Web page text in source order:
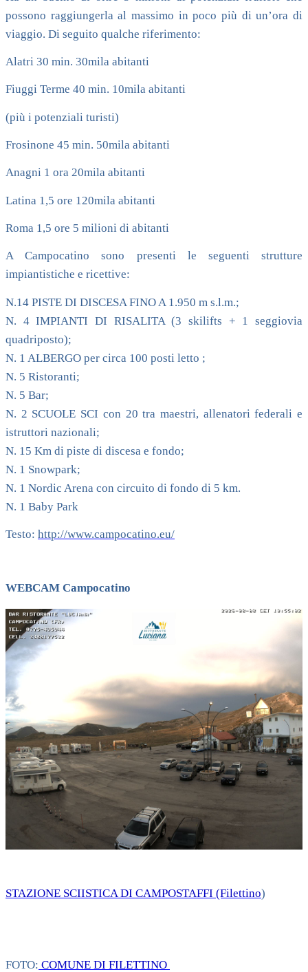
possono raggiungerla al massimo in poco più di un’ora di
viaggio. Di seguito qualche riferimento:
Alatri 30 min. 30mila abitanti
Fiuggi Terme 40 min. 10mila abitanti
(più i potenziali turisti)
Frosinone 45 min. 50mila abitanti
Anagni 1 ora 20mila abitanti
Latina 1,5 ore 120mila abitanti
Roma 1,5 ore 5 milioni di abitanti
A Campocatino sono presenti le seguenti strutture
impiantistiche e ricettive:
N.14 PISTE DI DISCESA FINO A 1.950 m s.l.m.;
N. 4 IMPIANTI DI RISALITA (3 skilifts + 1 seggiovia
quadriposto);
N. 1 ALBERGO per circa 100 posti letto ;
N. 5 Ristoranti;
N. 5 Bar;
N. 2 SCUOLE SCI con 20 tra maestri, allenatori federali e
istruttori nazionali;
N. 15 Km di piste di discesa e fondo;
N. 1 Snowpark;
N. 1 Nordic Arena con circuito di fondo di 5 km.
N. 1 Baby Park
Testo: http://www.campocatino.eu/
WEBCAM Campocatino
STAZIONE SCIISTICA DI CAMPOSTAFFI (Filettino)
FOTO: COMUNE DI FILETTINO